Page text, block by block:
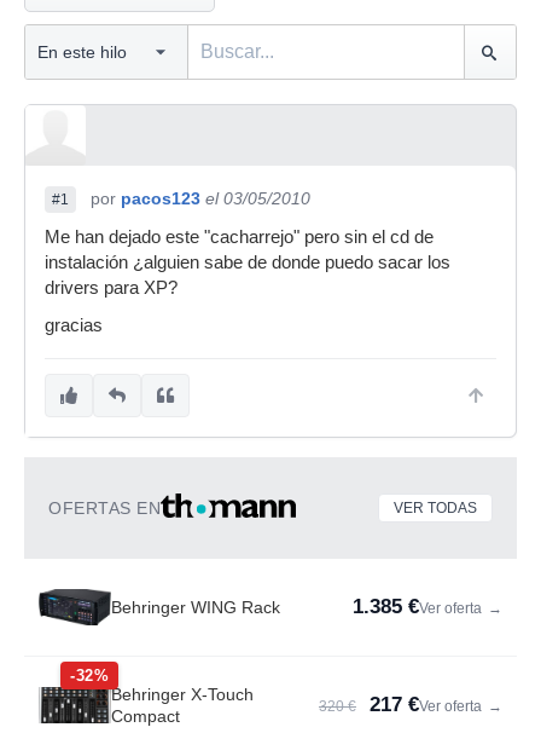
#1 por pacos123 el 03/05/2010
Me han dejado este "cacharrejo" pero sin el cd de
instalación ¿alguien sabe de donde puedo sacar los
drivers para XP?
gracias
OFERTAS EN VER TODAS
Behringer WING Rack 1.385 €Ver oferta →
-32%
Behringer X-Touch
Compact
320 € 217 €Ver oferta →